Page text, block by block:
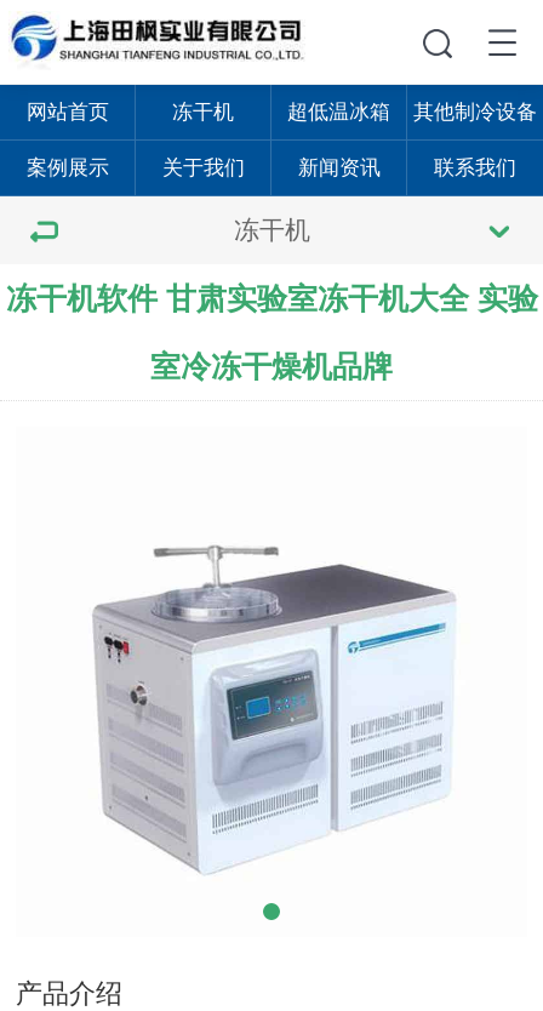
网站首页 冻干机 超低温冰箱 其他制冷设备
案例展示 关于我们 新闻资讯 联系我们
冻干机
冻干机软件 甘肃实验室冻干机大全 实验
室冷冻干燥机品牌
产品介绍